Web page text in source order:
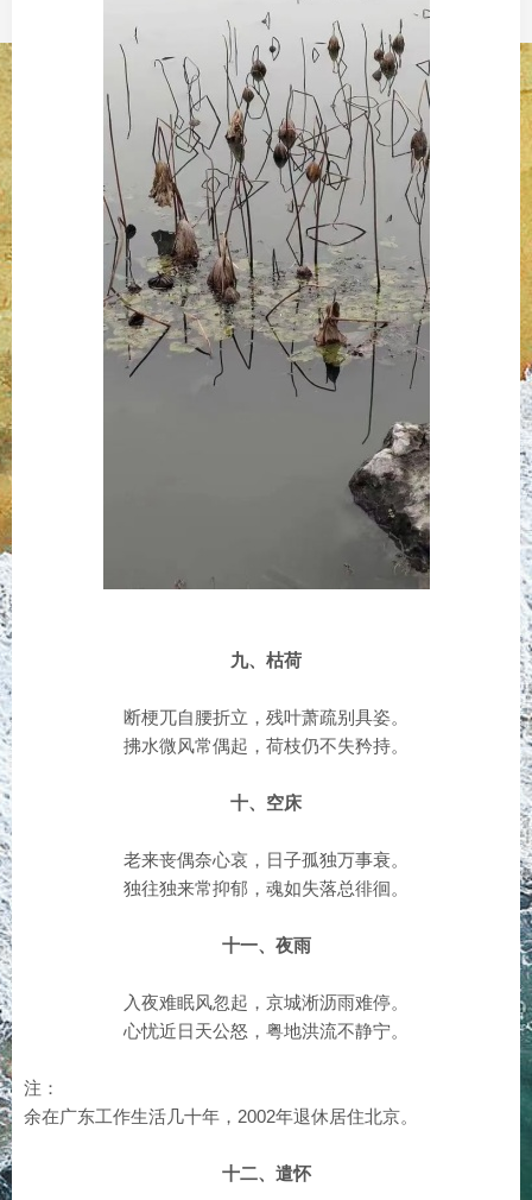
九、枯荷
断梗兀自腰折立，残叶萧疏别具姿。
拂水微风常偶起，荷枝仍不失矜持。
十、空床
老来丧偶奈心哀，日子孤独万事衰。
独往独来常抑郁，魂如失落总徘徊。
十一、夜雨
入夜难眠风忽起，京城淅沥雨难停。
心忧近日天公怒，粤地洪流不静宁。
注：
余在广东工作生活几十年，2002年退休居住北京。
十二、遣怀